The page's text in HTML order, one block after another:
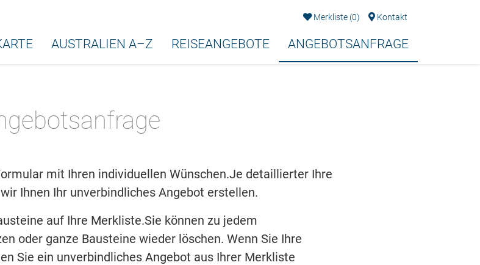
Merkliste (0) Kontakt
AUSTRALIEN A–Z REISEANGEBOTE ANGEBOTSANFRAGE
mit Ihren individuellen Wünschen.Je detaillierter Ihre
Ihnen Ihr unverbindliches Angebot erstellen.
auf Ihre Merkliste.Sie können zu jedem
oder ganze Bausteine wieder löschen. Wenn Sie Ihre
Sie ein unverbindliches Angebot aus Ihrer Merkliste